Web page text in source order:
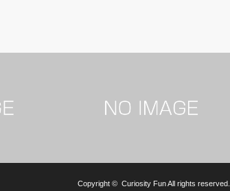
Copyright © Curiosity FunAll rights reserved.